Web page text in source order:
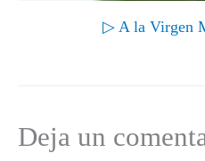
▷ A la Virgen
Deja un